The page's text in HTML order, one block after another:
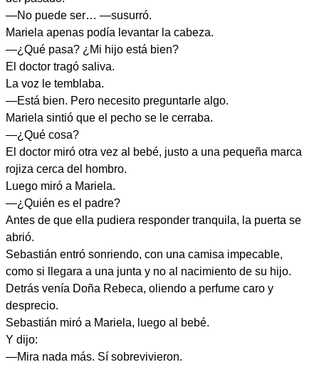
—No puede ser… —susurró.
Mariela apenas podía levantar la cabeza.
—¿Qué pasa? ¿Mi hijo está bien?
El doctor tragó saliva.
La voz le temblaba.
—Está bien. Pero necesito preguntarle algo.
Mariela sintió que el pecho se le cerraba.
—¿Qué cosa?
El doctor miró otra vez al bebé, justo a una pequeña marca
rojiza cerca del hombro.
Luego miró a Mariela.
—¿Quién es el padre?
Antes de que ella pudiera responder tranquila, la puerta se
abrió.
Sebastián entró sonriendo, con una camisa impecable,
como si llegara a una junta y no al nacimiento de su hijo.
Detrás venía Doña Rebeca, oliendo a perfume caro y
desprecio.
Sebastián miró a Mariela, luego al bebé.
Y dijo:
—Mira nada más. Sí sobrevivieron.